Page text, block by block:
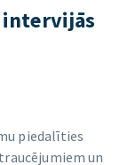
piedalīties
un